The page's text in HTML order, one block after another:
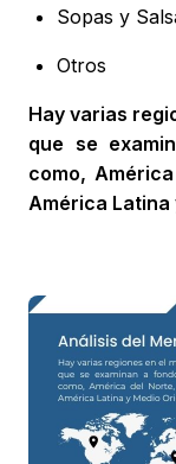
Sopas y
Otros
Hay varias
que se
como,
América Latina